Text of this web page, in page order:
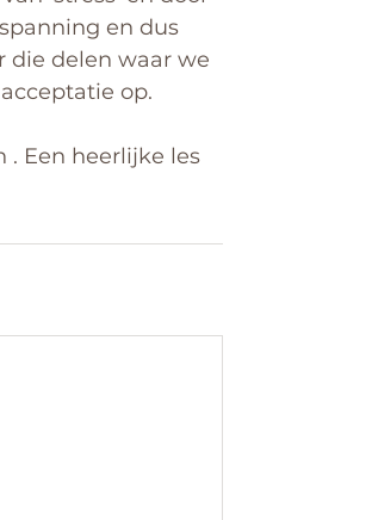
en dus
die delen waar we
op.
Een heerlijke les